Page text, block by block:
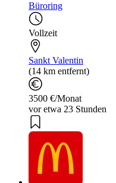
Büroring
Vollzeit
Sankt Valentin
(14 km entfernt)
3500 €/Monat
vor etwa 23 Stunden